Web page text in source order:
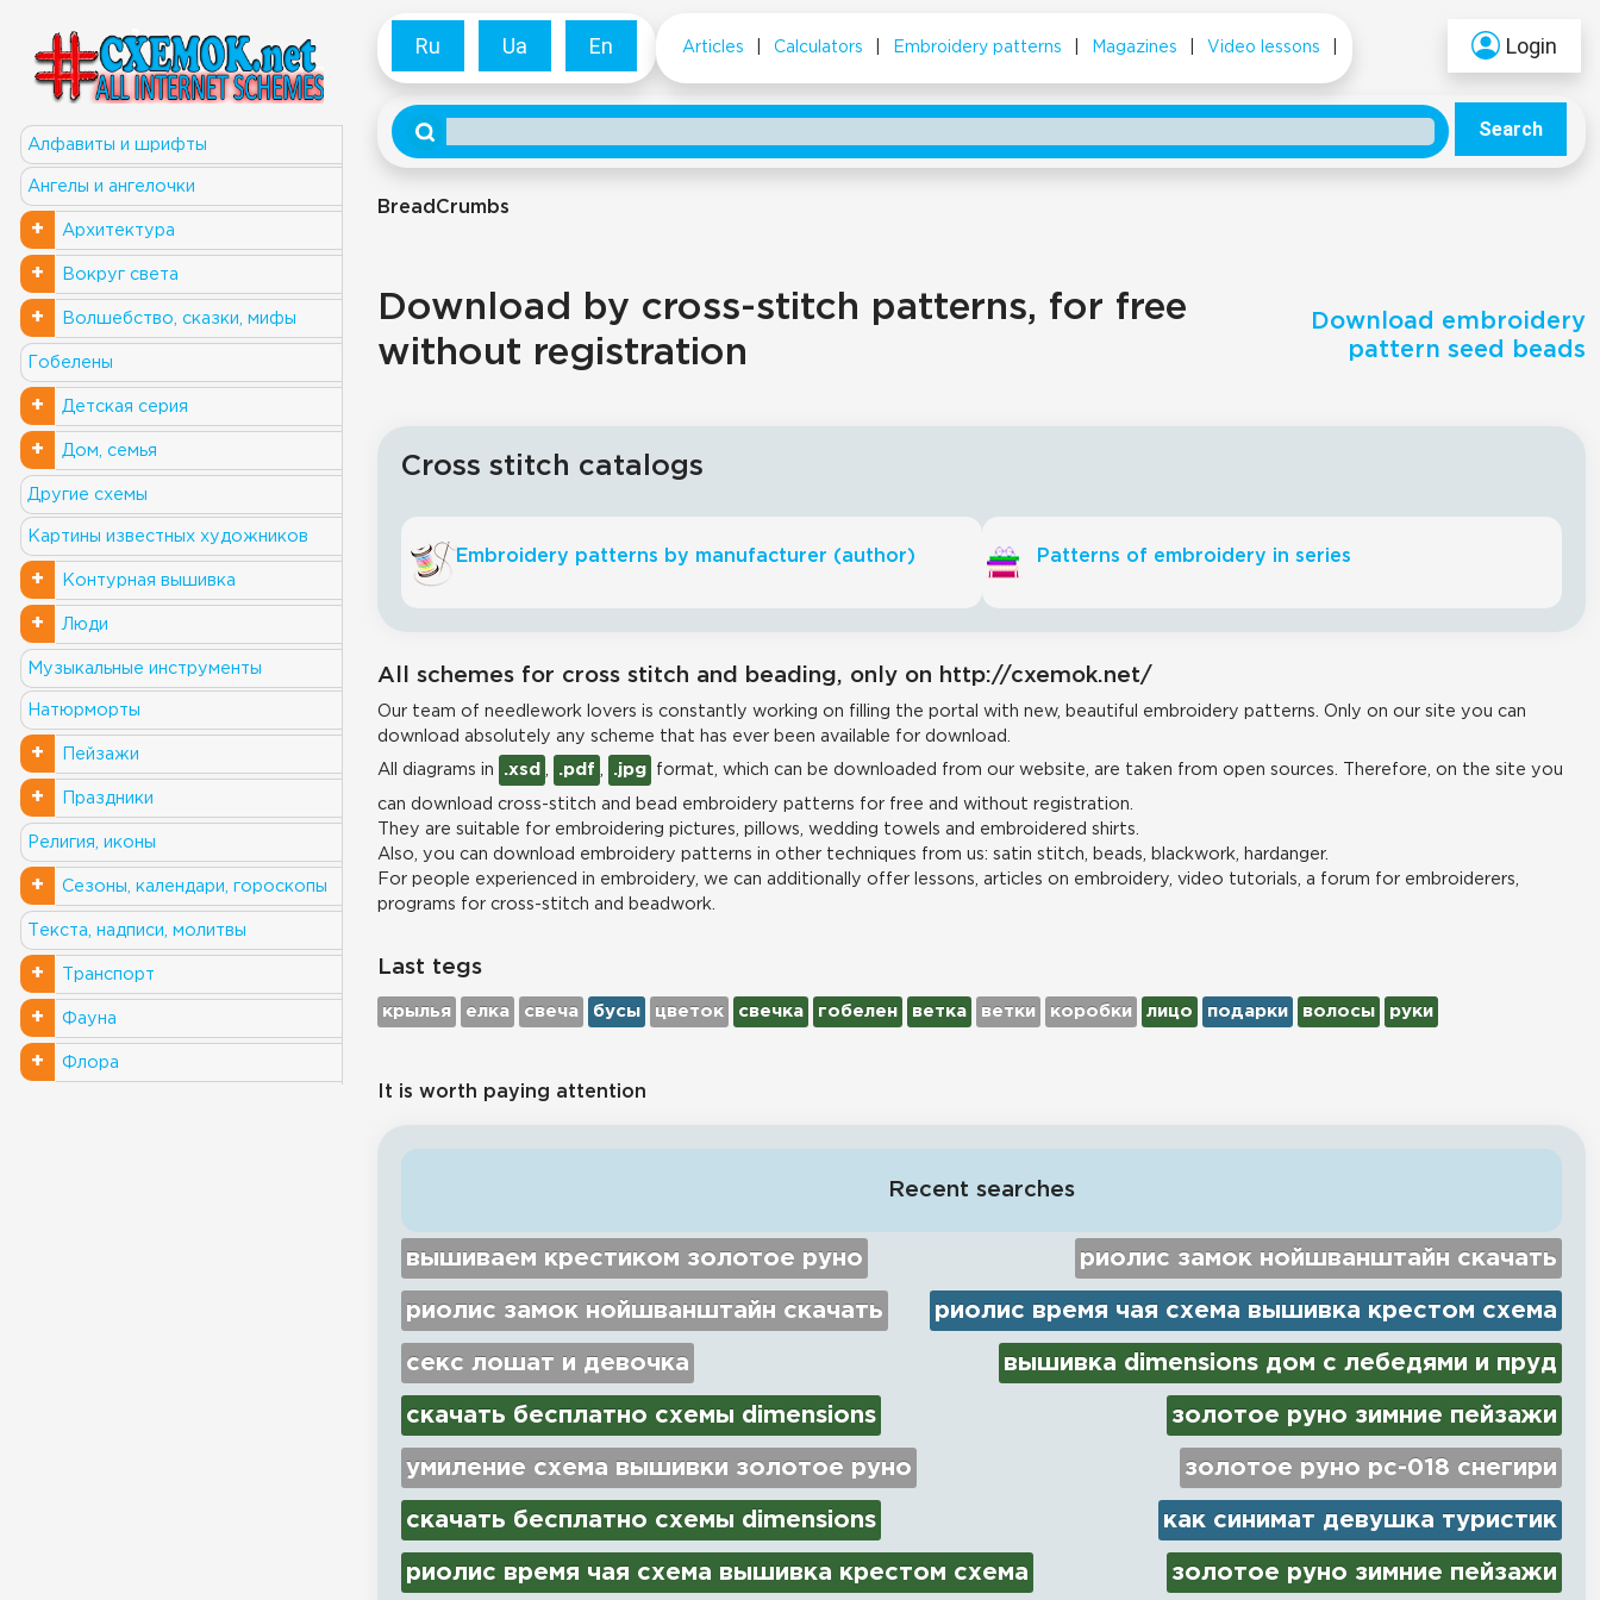
Алфавиты и шрифты
Ангелы и ангелочки
+ Архитектура
+ Вокруг света
+ Волшебство, сказки, мифы
Гобелены
+ Детская серия
+ Дом, семья
Другие схемы
Картины известных художников
+ Контурная вышивка
+ Люди
Музыкальные инструменты
Натюрморты
+ Пейзажи
+ Праздники
Религия, иконы
+ Сезоны, календари, гороскопы
Текста, надписи, молитвы
+ Транспорт
+ Фауна
+ Флора
Ru Ua En Articles Calculators Embroidery patterns Magazines Video lessons Login
Search
BreadCrumbs
Download by cross-stitch patterns, for free
without registration
Download embroidery
pattern seed beads
Cross stitch catalogs
Embroidery patterns by manufacturer (author) Patterns of embroidery in series
All schemes for cross stitch and beading, only on http://cxemok.net/
Our team of needlework lovers is constantly working on filling the portal with new, beautiful embroidery patterns. Only on our site you can
download absolutely any scheme that has ever been available for download.
All diagrams in .xsd .pdf .jpg format, which can be downloaded from our website, are taken from open sources. Therefore, on the site you
can download cross-stitch and bead embroidery patterns for free and without registration.
They are suitable for embroidering pictures, pillows, wedding towels and embroidered shirts.
Also, you can download embroidery patterns in other techniques from us: satin stitch, beads, blackwork, hardanger.
For people experienced in embroidery, we can additionally offer lessons, articles on embroidery, video tutorials, a forum for embroiderers,
programs for cross-stitch and beadwork.
Last tegs
крылья елка свеча бусы цветок свечка гобелен ветка ветки коробки лицо подарки волосы руки
It is worth paying attention
Recent searches
вышиваем крестиком золотое руно риолис замок нойшванштайн скачать
риолис замок нойшванштайн скачать риолис время чая схема вышивка крестом схема
секс лошат и девочка вышивка dimensions дом с лебедями и пруд
скачать бесплатно схемы dimensions золотое руно зимние пейзажи
умиление схема вышивки золотое руно золотое руно рс-018 снегири
скачать бесплатно схемы dimensions как синимат девушка туристик
риолис время чая схема вышивка крестом схема золотое руно зимние пейзажи